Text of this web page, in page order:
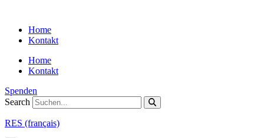
contentHome
Kontakt
Home
Kontakt
Spenden
Search
RES (français)